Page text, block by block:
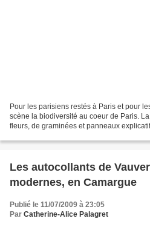
Pour les parisiens restés à Paris et pour
scène la biodiversité au coeur de Paris.
fleurs, de graminées et panneaux
Les autocollants de
modernes, en Camargue
Publié le 11/07/2009 à 23:05
Par Catherine-Alice Palagret